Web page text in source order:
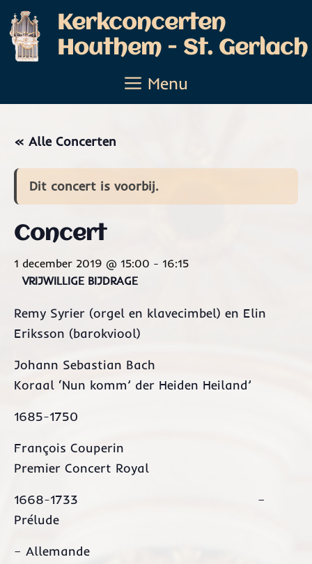
naar
de
inhoud
Kerkconcerten
Houthem - St. Gerlach
Menu
« Alle Concerten
Dit concert is voorbij.
Concert
1 december 2019 @ 15:00 - 16:15
VRIJWILLIGE BIJDRAGE
Remy Syrier (orgel en klavecimbel) en Elin
Eriksson (barokviool)
Johann Sebastian Bach
Koraal ‘Nun komm’ der Heiden Heiland’
1685-1750
François Couperin
Premier Concert Royal
1668-1733 –
Prélude
– Allemande